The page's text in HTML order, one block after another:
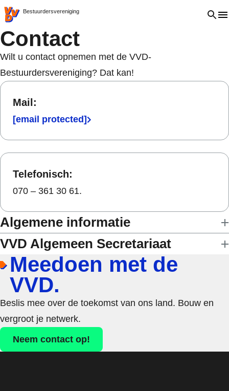
VVD.nl - Ga naar de homepage
Bestuurdersvereniging Open
Contact
Wilt u contact opnemen met de VVD-
Bestuurdersvereniging? Dat kan!
Mail:
[email protected]
Telefonisch:
070 – 361 30 61.
Algemene informatie
VVD Algemeen Secretariaat
Meedoen met de
VVD.
Beslis mee over de toekomst van ons land. Bouw en
vergroot je netwerk.
Neem contact op!